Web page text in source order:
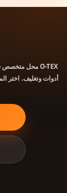
O-TEXمحل متخصص
أدوات وتغليف. اختر